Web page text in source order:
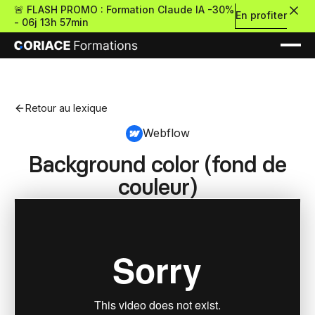
🚨 FLASH PROMO : Formation Claude IA -30%
- 06j 13h 57min
En profiter
Pour découvrir le no-
Nouveau
Retour
Retour au lexique
Webflow
Background color (fond de
couleur)